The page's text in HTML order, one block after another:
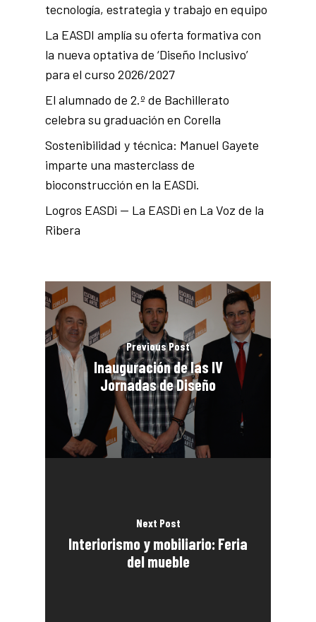
tecnología, estrategia y trabajo en equipo
La EASDI amplía su oferta formativa con
la nueva optativa de ‘Diseño Inclusivo’
para el curso 2026/2027
El alumnado de 2.º de Bachillerato
celebra su graduación en Corella
Sostenibilidad y técnica: Manuel Gayete
imparte una masterclass de
bioconstrucción en la EASDi.
Logros EASDi — La EASDi en La Voz de la
Ribera
Previous Post
Inauguración de las IV
Jornadas de Diseño
Next Post
Interiorismo y mobiliario: Feria
del mueble